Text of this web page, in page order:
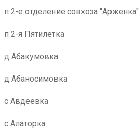
п 2-е отделение совхоза "Арженка"
п 2-я Пятилетка
д Абакумовка
д Абаносимовка
с Авдеевка
с Алаторка